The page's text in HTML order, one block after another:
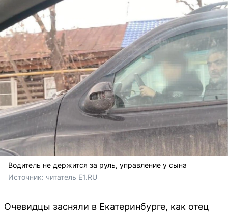
Водитель не держится за руль, управление у сына
Источник: читатель E1.RU
Очевидцы засняли в Екатеринбурге, как отец